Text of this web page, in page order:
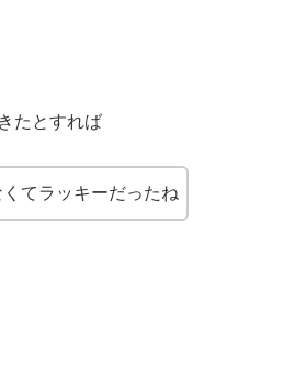
たとすれば
てラッキーだったね